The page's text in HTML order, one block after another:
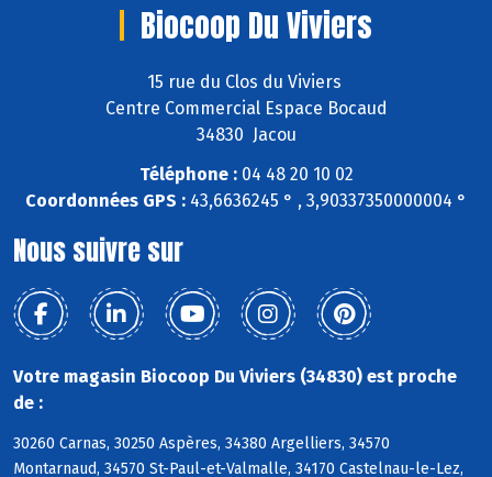
Biocoop Du Viviers
15 rue du Clos du Viviers
Centre Commercial Espace Bocaud
34830 Jacou
Téléphone :04 48 20 10 02
Coordonnées GPS : 43,6636245 ° , 3,90337350000004 °
Nous suivre sur
Votre magasin Biocoop Du Viviers (34830) est proche
de :
30260 Carnas, 30250 Aspères, 34380 Argelliers, 34570
Montarnaud, 34570 St-Paul-et-Valmalle, 34170 Castelnau-le-Lez,